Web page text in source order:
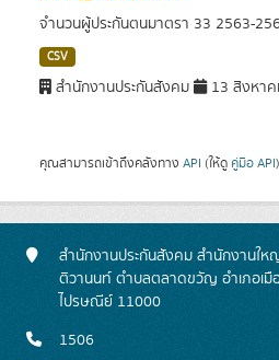
จำนวนผู้ประกันตนมาตรา 33 2563-
CSV
สำนักงานประกันสังคม 13 สิงหาค
คุณสามารถเข้าถึงคลังทาง API (ให้ดู คู่มือ API
สำนักงานประกันสังคม สำนักงานใ
ติวานนท์ ตำบลตลาดขวัญ อำเภอเ
ไปรษณีย์ 11000
1506